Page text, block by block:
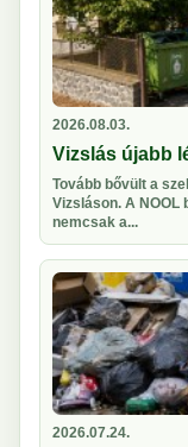
2026.08.03.
Vizslás újabb
Tovább bővült a
Vizsláson. A NOOL
nemcsak a...
2026.07.24.